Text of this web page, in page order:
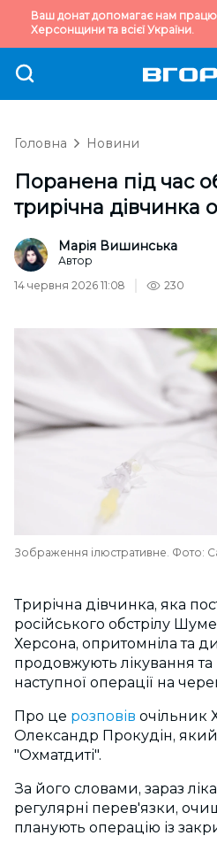
Ваш донат допомагає нам
Херсонщини та всієї України.
Головна Новини
Поранена під час
трирічна дівчинка
Марія Вишинська
Автор
14 червня 2026 11:08
230
Зображення ілюстративне. Фото:
Трирічна дівчинка, яка
російського обстрілу
Херсона, опритомніла та
продовжують лікування
наступної операції на
Про це розповів очільник
Олександр Прокудін, який
"Охматдиті".
За його словами, зараз
регулярні перев'язки,
планують операцію із